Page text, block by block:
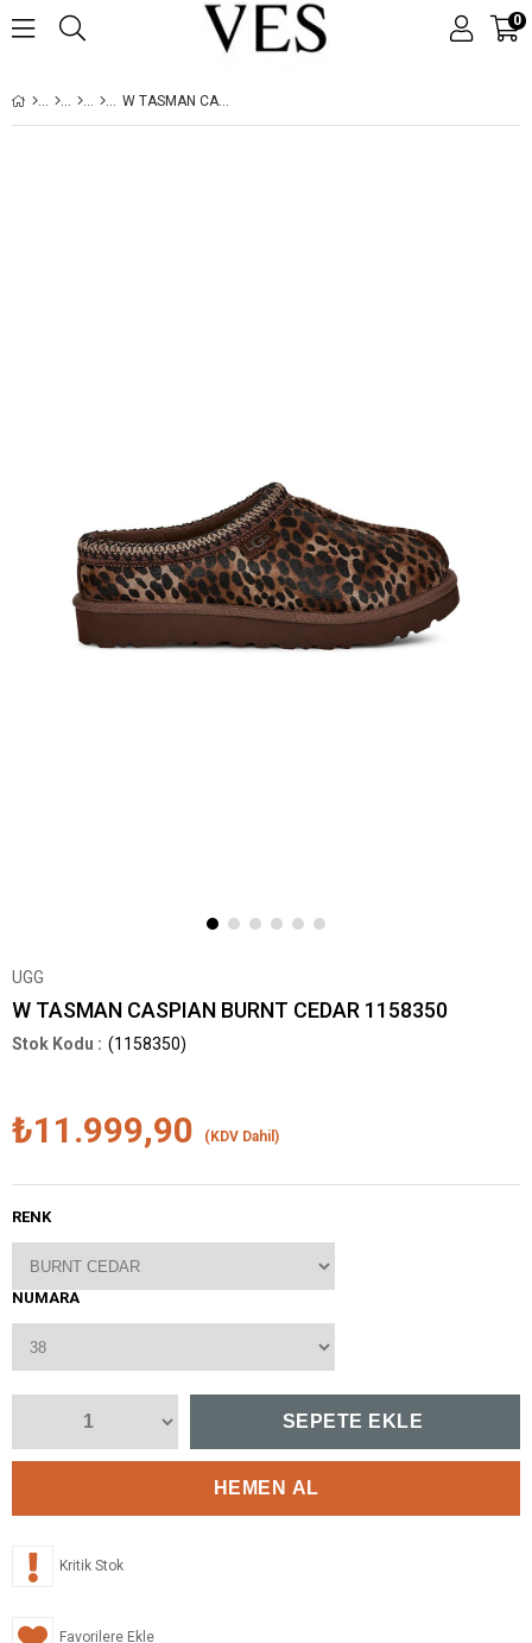
0
W TASMAN CASPIAN BURNT CEDAR 1158350
UGG
W TASMAN CASPIAN BURNT CEDAR 1158350
(1158350)
₺11.999,90 (KDV Dahil)
RENK
NUMARA
Kritik Stok
Favorilere Ekle